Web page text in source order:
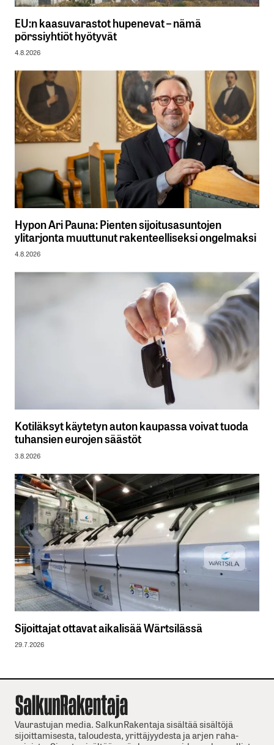
EU:n kaasuvarastot hupenevat – nämä
pörssiyhtiöt hyötyvät
4.8.2026
Hypon Ari Pauna: Pienten sijoitusasuntojen
ylitarjonta muuttunut rakenteelliseksi ongelmaksi
4.8.2026
Kotiläksyt käytetyn auton kaupassa voivat tuoda
tuhansien eurojen säästöt
3.8.2026
Sijoittajat ottavat aikalisää Wärtsilässä
29.7.2026
Vaurastujan media. SalkunRakentaja sisältää sisältöjä
sijoittamisesta, taloudesta, yrittäjyydesta ja arjen raha-